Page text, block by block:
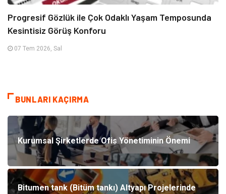
Progresif Gözlük ile Çok Odaklı Yaşam Temposunda
Kesintisiz Görüş Konforu
07 Tem 2026, Sal
BUNLARI KAÇIRMA
Kurumsal Şirketlerde Ofis Yönetiminin Önemi
Bitumen tank (Bitüm tankı) Altyapı Projelerinde